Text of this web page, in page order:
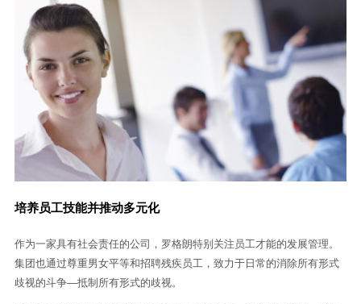
培养员工技能并推动多元化
作为一家具有社会责任的公司，罗格朗特别关注员工才能的发展管理。
集团也通过尊重男女平等和招聘残疾员工，致力于日常的消除所有形式
歧视的斗争—抵制所有形式的歧视。